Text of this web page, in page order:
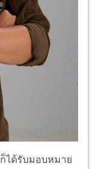
ได้รับมอบหมาย